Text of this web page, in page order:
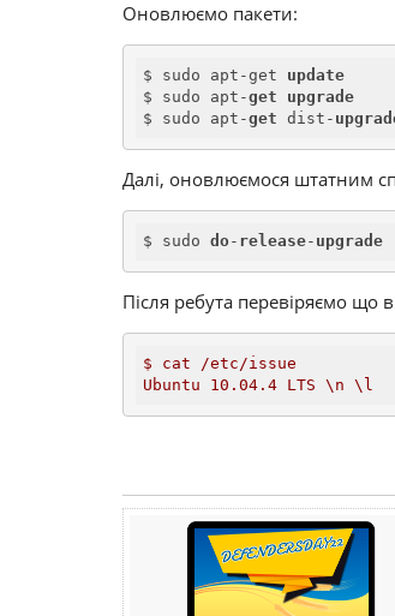
Оновлюємо пакети:
$ sudo apt-get update
$ sudo apt-get
upgrade
$ sudo apt-get dist-
Далі, оновлюємося штатним
$ sudo do- release- upgrade
Після ребута перевіряємо що
$ cat
/etc/issue
Ubuntu
10.04 .4 LTS \n \l